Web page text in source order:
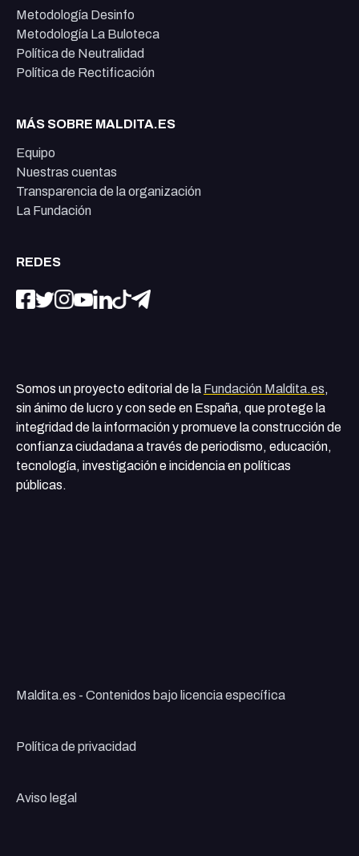
Metodología Desinfo
Metodología La Buloteca
Política de Neutralidad
Política de Rectificación
MÁS SOBRE MALDITA.ES
Equipo
Nuestras cuentas
Transparencia de la organización
La Fundación
REDES
Somos un proyecto editorial de la Fundación Maldita.es,
sin ánimo de lucro y con sede en España, que protege la
integridad de la información y promueve la construcción de
confianza ciudadana a través de periodismo, educación,
tecnología, investigación e incidencia en políticas
públicas.
Maldita.es - Contenidos bajo licencia específica
Política de privacidad
Aviso legal